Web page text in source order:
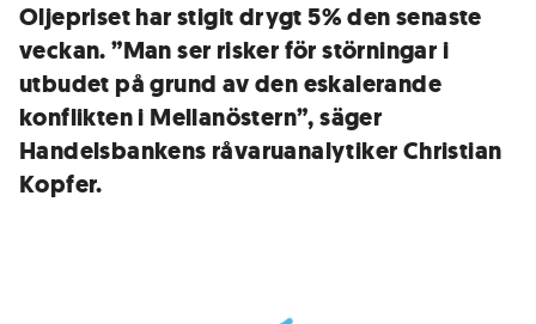
Oljepriset har stigit drygt 5% den senaste
veckan. ”Man ser risker för störningar i
utbudet på grund av den eskalerande
konflikten i Mellanöstern”, säger
Handelsbankens råvaruanalytiker Christian
Kopfer.